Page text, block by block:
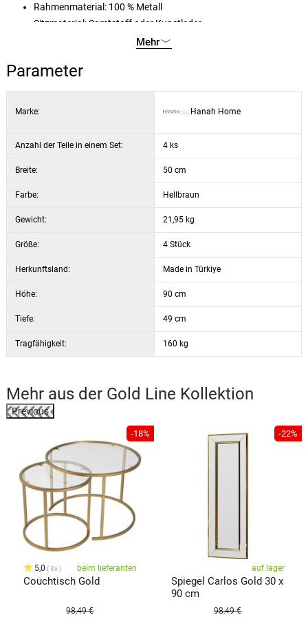
Rahmenmaterial: 100 % Metall
Sitzmaterial: Samtstoff oder Kunstleder
Material der Beine: MetallMehr
Parameter
Marke: Hanah Home
Anzahl der Teile in einem Set: 4 ks
Breite: 50 cm
Farbe: Hellbraun
Gewicht: 21,95 kg
Größe: 4 Stück
Herkunftsland: Made in Türkiye
Höhe: 90 cm
Tiefe: 49 cm
Tragfähigkeit: 160 kg
Mehr aus der Gold Line Kollektion
Previous
-18%
5,0 3x beim lieferanten
Couchtisch Gold
98,49 €
-22%
auf lager
Spiegel Carlos Gold 30 x
90 cm
98,49 €